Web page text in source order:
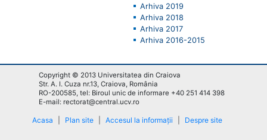
Arhiva 2019
Arhiva 2018
Arhiva 2017
Arhiva 2016-2015
Copyright © 2013 Universitatea din Craiova
Str. A. I. Cuza nr.13, Craiova, România
RO-200585, tel: Biroul unic de informare +40 251 414 398
E-mail: rectorat@central.ucv.ro
Acasa Plan site Accesul la informații Despre site